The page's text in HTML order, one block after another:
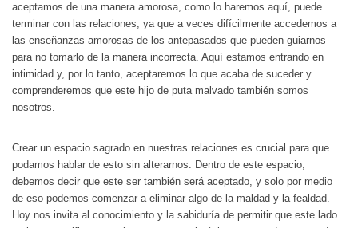
aceptamos de una manera amorosa, como lo haremos aquí, puede
terminar con las relaciones, ya que a veces difícilmente accedemos a
las enseñanzas amorosas de los antepasados ​​que pueden guiarnos
para no tomarlo de la manera incorrecta. Aquí estamos entrando en
intimidad y, por lo tanto, aceptaremos lo que acaba de suceder y
comprenderemos que este hijo de puta malvado también somos
nosotros.
Crear un espacio sagrado en nuestras relaciones es crucial para que
podamos hablar de esto sin alterarnos. Dentro de este espacio,
debemos decir que este ser también será aceptado, y solo por medio
de eso podemos comenzar a eliminar algo de la maldad y la fealdad.
Hoy nos invita al conocimiento y la sabiduría de permitir que este lado